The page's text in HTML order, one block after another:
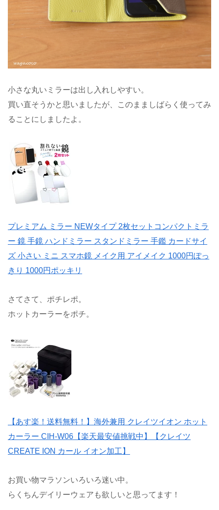
小さな丸いミラーは出し入れしやすい。
買い直そうかと思いましたが、このまましばらく使ってみ
ることにしましたよ。
プレミアム ミラー NEWタイプ 2枚セットコンパクトミラ
ー 鏡 手鏡 ハンドミラー スタンドミラー 手鑑 カードサイ
ズ 小さい ミニ スマホ鏡 メイク用 アイメイク 1000円ぽっ
きり 1000円ポッキリ
さてさて、ポチレポ。
ホットカーラーをポチ。
【あす楽！送料無料！】海外兼用 クレイツイオン ホット
カーラー CIH-W06【楽天最安値挑戦中】【クレイツ
CREATE ION カール イオン加工】
お買い物マラソンいろいろ迷い中。
らくちんデイリーウェアも欲しいと思ってます！